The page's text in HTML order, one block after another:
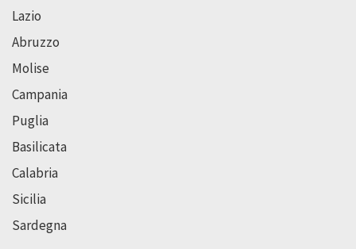
Lazio
Abruzzo
Molise
Campania
Puglia
Basilicata
Calabria
Sicilia
Sardegna